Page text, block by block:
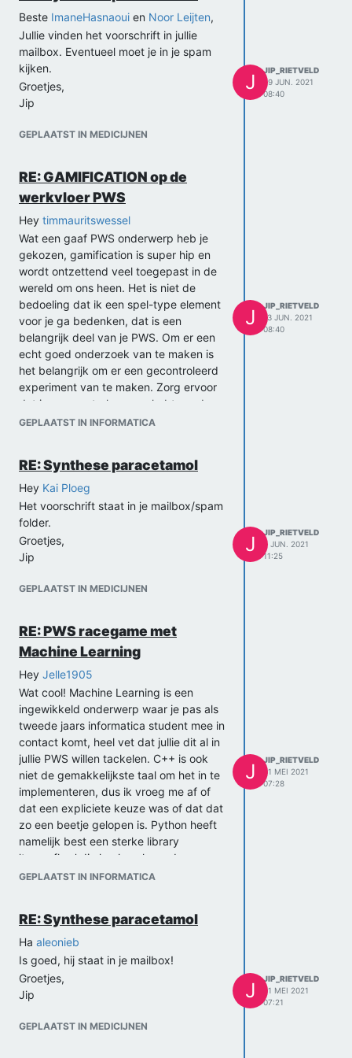
Beste ImaneHasnaoui en Noor Leijten,
Jullie vinden het voorschrift in jullie
mailbox. Eventueel moet je in je spam
kijken.
Groetjes,
Jip
GEPLAATST IN MEDICIJNEN
J
JIP_RIETVELD
29 JUN. 2021
08:40
RE: GAMIFICATION op de
werkvloer PWS
Hey timmauritswessel
Wat een gaaf PWS onderwerp heb je
gekozen, gamification is super hip en
wordt ontzettend veel toegepast in de
wereld om ons heen. Het is niet de
bedoeling dat ik een spel-type element
voor je ga bedenken, dat is een
belangrijk deel van je PWS. Om er een
echt goed onderzoek van te maken is
het belangrijk om er een gecontroleerd
experiment van te maken. Zorg ervoor
dat je een controle groep hebt zonder
gamification en een groep met
verschillende groepen en hoe je daaruit
kan concluderen of het een succes is of
niet.
Ik hoop dat dit jullie al de goede weg op
kan helpen,
Jip
GEPLAATST IN INFORMATICA
J
JIP_RIETVELD
13 JUN. 2021
08:40
RE: Synthese paracetamol
Hey Kai Ploeg
Het voorschrift staat in je mailbox/spam
folder.
Groetjes,
Jip
GEPLAATST IN MEDICIJNEN
J
JIP_RIETVELD
7 JUN. 2021
11:25
RE: PWS racegame met
Machine Learning
Hey Jelle1905
Wat cool! Machine Learning is een
ingewikkeld onderwerp waar je pas als
tweede jaars informatica student mee in
contact komt, heel vet dat jullie dit al in
jullie PWS willen tackelen. C++ is ook
niet de gemakkelijkste taal om het in te
implementeren, dus ik vroeg me af of
dat een expliciete keuze was of dat dat
zo een beetje gelopen is. Python heeft
namelijk best een sterke library
'tensorflow' die heel veel van de
Machine Learning implementatie uit je
moeten we misschien iets meer de
diepte in duiken in hoe Machine
Learning werkt en hoe je dat kan
implementeren. Want dat zal dan met
de hand moeten, hoeveel ervaring
mijn hulp op aanpassen.
GEPLAATST IN INFORMATICA
J
JIP_RIETVELD
31 MEI 2021
07:28
RE: Synthese paracetamol
Ha aleonieb
Is goed, hij staat in je mailbox!
Groetjes,
Jip
GEPLAATST IN MEDICIJNEN
J
JIP_RIETVELD
31 MEI 2021
07:21